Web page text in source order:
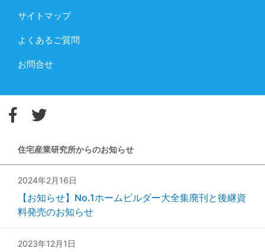
サイトマップ
よくあるご質問
お問合せ
住宅産業研究所からのお知らせ
2024年2月16日
【お知らせ】No.1ホームビルダー大全集廃刊と後継資
料発売のお知らせ
2023年12月1日